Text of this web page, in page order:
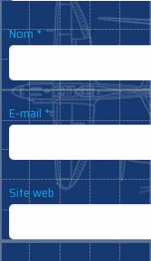
Nom*
E-mail *
Site web